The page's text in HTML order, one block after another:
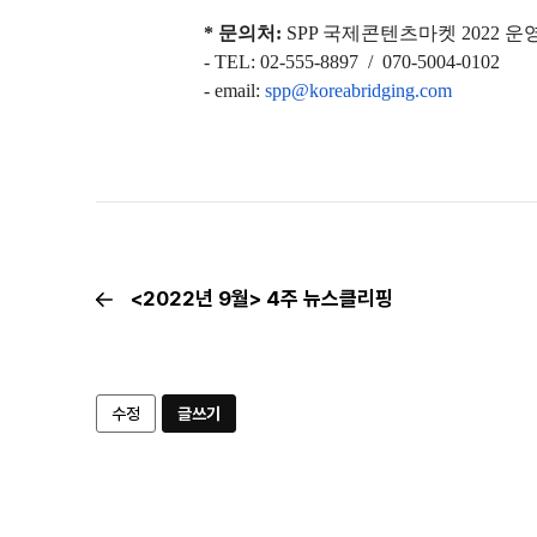
* 문의처: SPP 국제콘텐츠마켓 2022 운
- TEL: 02-555-8897 / 070-5004-0102
- email: spp@koreabridging.com
<2022년 9월> 4주 뉴스클리핑
수정 글쓰기